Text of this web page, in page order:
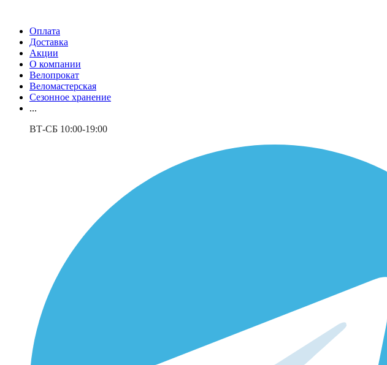
Оплата
Доставка
Акции
О компании
Велопрокат
Веломастерская
Сезонное хранение
...
ВТ-СБ 10:00-19:00